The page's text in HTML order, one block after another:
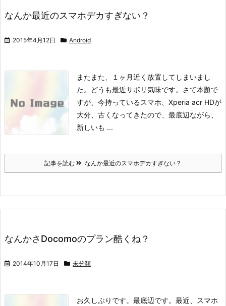
なんか最近のスマホデカすぎない？
2015年4月12日 Android
またまた、１ヶ月近く放置してしまいまし
た。
どうも最近サボリ気味です。 さて本題で
すが、 今持っているスマホ、Xperia acr HDが
大分、古くなってきたので、最底辺ながら、
新しいも ...
記事を読む なんか最近のスマホデカすぎない？
なんかさDocomoのプラン酷くね？
2014年10月17日 未分類
お久しぶりです。 最底辺です。 最近、スマホ